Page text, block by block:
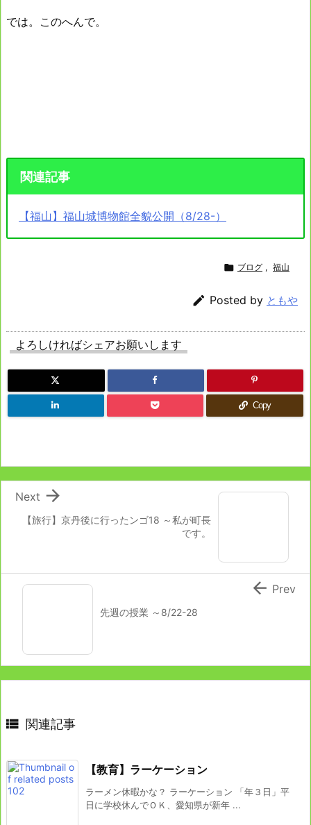
では。このへんで。
関連記事
【福山】福山城博物館全貌公開（8/28-）
 ブログ , 福山
 Posted by ともや
よろしければシェアお願いします
Copy
【旅行】京丹後に行ったンゴ18 ～私が町長
です。

Next
先週の授業 ～8/22-28
 Prev
 関連記事
【教育】ラーケーション
ラーメン休暇かな？ ラーケーション 「年３日」平
日に学校休んでＯＫ、愛知県が新年 ...